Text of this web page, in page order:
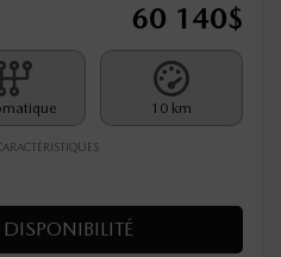
60 140$
10 km
DISPONIBILITÉ